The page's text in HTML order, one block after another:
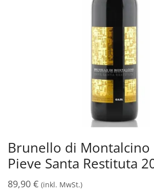
Brunello di Montalcino
Pieve Santa Restituta
89,90 € (inkl. MwSt.)